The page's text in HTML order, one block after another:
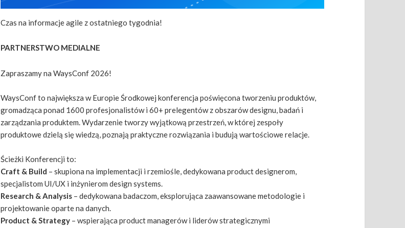
Czas na informacje agile z ostatniego tygodnia!
PARTNERSTWO MEDIALNE
Zapraszamy na WaysConf 2026!
WaysConf to największa w Europie Środkowej konferencja poświęcona tworzeniu produktów,
gromadząca ponad 1600 profesjonalistów i 60+ prelegentów z obszarów designu, badań i
zarządzania produktem. Wydarzenie tworzy wyjątkową przestrzeń, w której zespoły
produktowe dzielą się wiedzą, poznają praktyczne rozwiązania i budują wartościowe relacje.
Ścieżki Konferencji to:
Craft & Build – skupiona na implementacji i rzemiośle, dedykowana product designerom,
specjalistom UI/UX i inżynierom design systems.
Research & Analysis – dedykowana badaczom, eksplorująca zaawansowane metodologie i
projektowanie oparte na danych.
Product & Strategy – wspierająca product managerów i liderów strategicznymi